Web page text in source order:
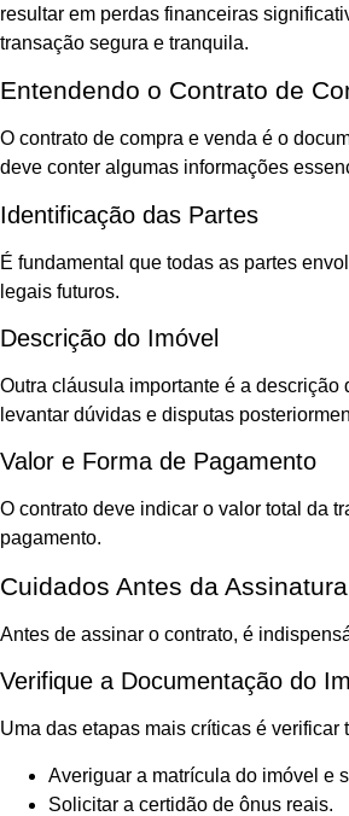
resultar em perdas financeiras
transação segura e tranquila.
Entendendo o Contrato de
O contrato de compra e venda é o
deve conter algumas informações
Identificação das Partes
É fundamental que todas as partes
legais futuros.
Descrição do Imóvel
Outra cláusula importante é a
levantar dúvidas e disputas
Valor e Forma de Pagamento
O contrato deve indicar o valor total da
pagamento.
Cuidados Antes da Assinatura
Antes de assinar o contrato, é
Verifique a Documentação do
Uma das etapas mais críticas é
Averiguar a matrícula do imóvel e
Solicitar a certidão de ônus reais.